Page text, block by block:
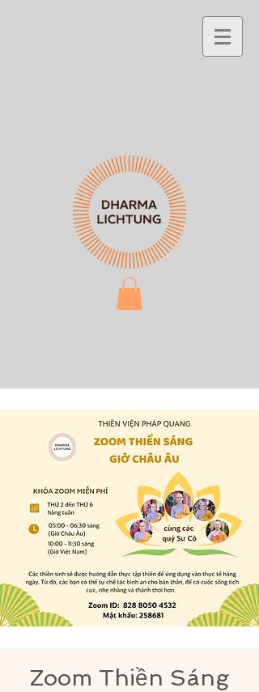
Zoom Thiền Sáng